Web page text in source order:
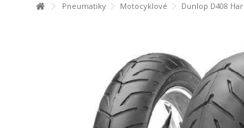
Pneumatiky Motocyklové Dunlop D408